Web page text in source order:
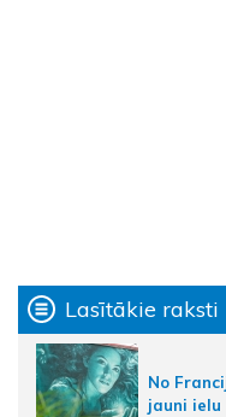
Lasītākie raksti
No
jauni ielu